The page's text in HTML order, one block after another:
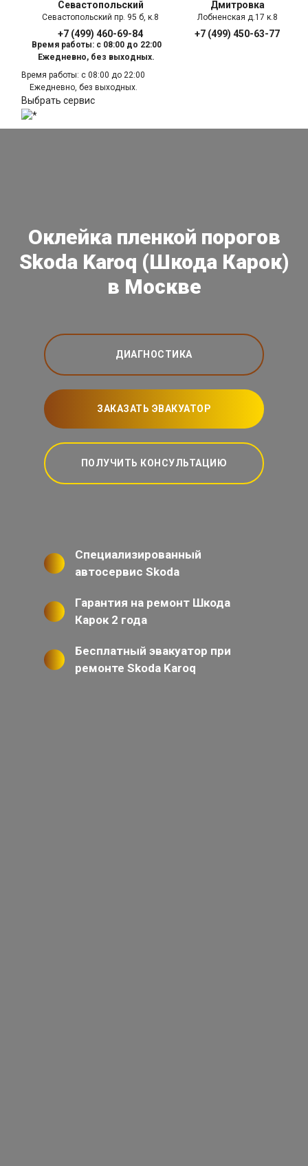
Севастопольский
Севастопольский пр. 95 б, к.8
+7 (499) 460-69-84
Дмитровка
Лобненская д.17 к.8
+7 (499) 450-63-77
Время работы: с 08:00 до 22:00
Ежедневно, без выходных.
Время работы: с 08:00 до 22:00
Ежедневно, без выходных.
Выбрать сервис
Оклейка пленкой порогов
Skoda Karoq (Шкода Карок)
в Москве
ДИАГНОСТИКА
ЗАКАЗАТЬ ЭВАКУАТОР
ПОЛУЧИТЬ КОНСУЛЬТАЦИЮ
Специализированный
автосервис Skoda
Гарантия на ремонт Шкода
Карок 2 года
Бесплатный эвакуатор при
ремонте Skoda Karoq